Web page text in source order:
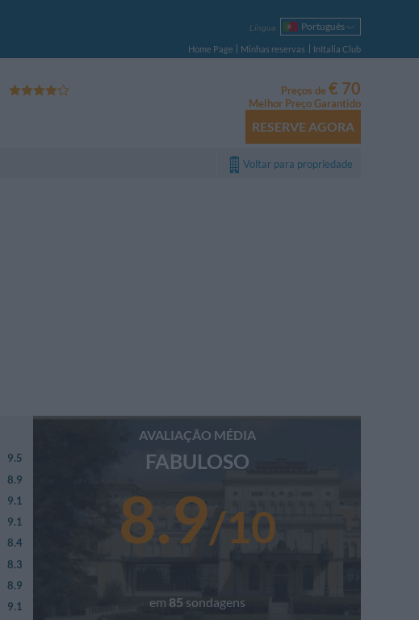
Língua
Português
Italiano
English
Deutsch
Español
Русский
Polski
Home Page Minhas reservas
InItalia Club
Preços de€ 70
Melhor Preço Garantido
RESERVE AGORA
Voltar para propriedade
9.5
8.9
9.1
9.1
8.4
8.3
8.9
9.1
AVALIAÇÃO MÉDIA
FABULOSO
8.9/10
em 85 sondagens